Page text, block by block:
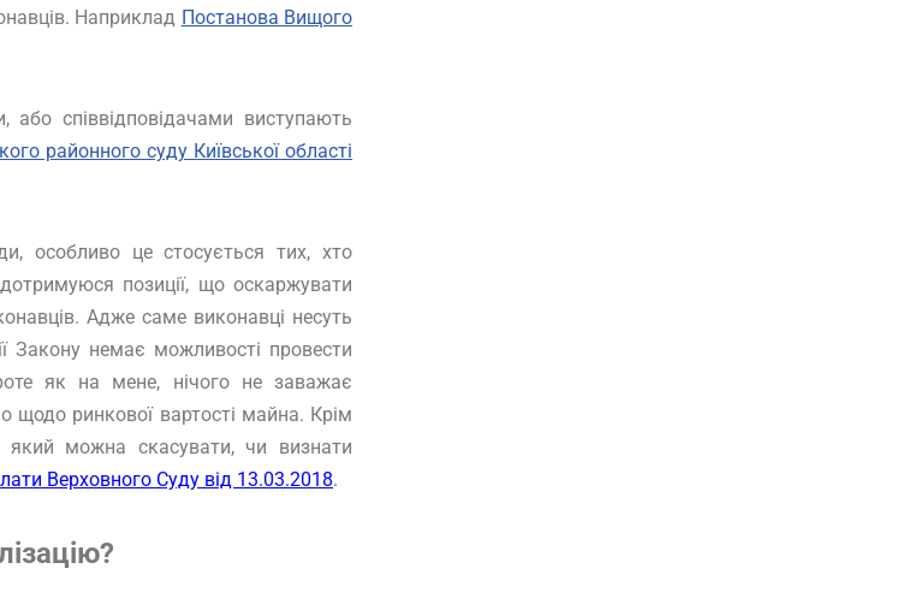
Наприклад Постанова Вищого
співвідповідачами виступають
районного суду Київської області
особливо це стосується тих, хто
позиції, що оскаржувати
Адже саме виконавці несуть
Закону немає можливості провести
як на мене, нічого не заважає
щодо ринкової вартості майна. Крім
можна скасувати, чи визнати
Верховного Суду від 13.03.2018.